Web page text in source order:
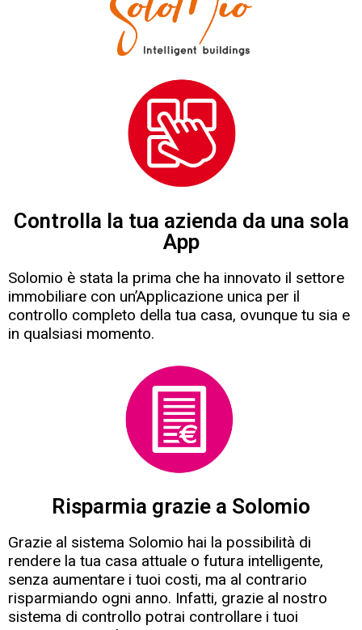
Controlla la tua azienda da una sola
App
Solomio è stata la prima che ha innovato il settore
immobiliare con un’Applicazione unica per il
controllo completo della tua casa, ovunque tu sia e
in qualsiasi momento.
Risparmia grazie a Solomio
Grazie al sistema Solomio hai la possibilità di
rendere la tua casa attuale o futura intelligente,
senza aumentare i tuoi costi, ma al contrario
risparmiando ogni anno. Infatti, grazie al nostro
sistema di controllo potrai controllare i tuoi